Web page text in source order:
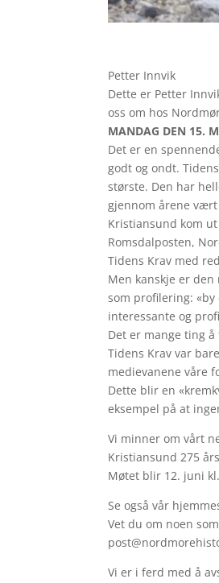
Petter Innvik
Dette er Petter
oss om hos
MANDAG DEN 15.
Det er en
godt og ondt.
største. Den har
gjennom årene
Kristiansund kom
Romsdalposten,
Tidens Krav med
Men kanskje er
som profilering:
interessante og
Det er mange ting
Tidens Krav var
medievanene våre
Dette blir en
eksempel på at
Vi minner om vårt
Kristiansund 275
Møtet blir 12. juni
Se også vår
Vet du om noen
Vi er i ferd med å